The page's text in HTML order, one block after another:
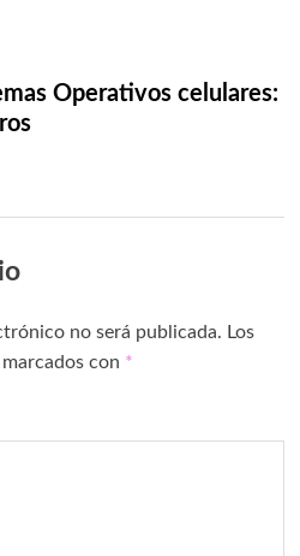
Operativos celulares:
no será publicada. Los
con *